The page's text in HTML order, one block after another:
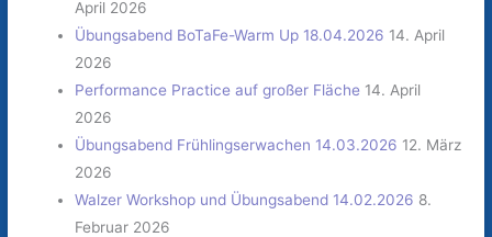
April 2026
Übungsabend BoTaFe-Warm Up 18.04.2026 14. April
2026
Performance Practice auf großer Fläche 14. April
2026
Übungsabend Frühlingserwachen 14.03.2026 12. März
2026
Walzer Workshop und Übungsabend 14.02.2026 8.
Februar 2026